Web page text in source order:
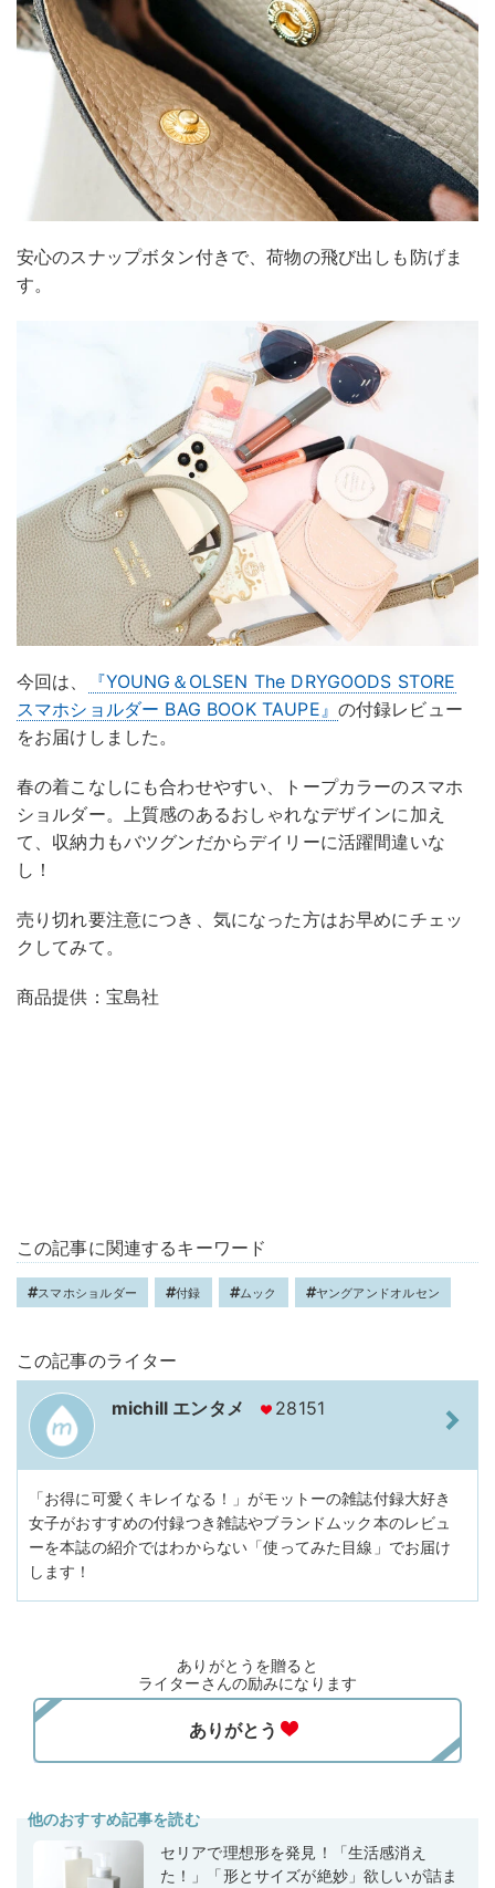
安心のスナップボタン付きで、荷物の飛び出しも防げま
す。
今回は、
『YOUNG＆OLSEN The DRYGOODS STORE
スマホショルダー BAG BOOK TAUPE』 の付録レビュー
をお届けしました。
春の着こなしにも合わせやすい、トープカラーのスマホ
ショルダー。上質感のあるおしゃれなデザインに加え
て、収納力もバツグンだからデイリーに活躍間違いな
し！
売り切れ要注意につき、気になった方はお早めにチェッ
クしてみて。
商品提供：宝島社
この記事に関連するキーワード
スマホショルダー 付録 ムック ヤングアンドオルセン
この記事のライター
michill エンタメ 28151
「お得に可愛くキレイなる！」がモットーの雑誌付録大好き
女子がおすすめの付録つき雑誌やブランドムック本のレビュ
ーを本誌の紹介ではわからない「使ってみた目線」でお届け
します！
ありがとうを贈ると
ライターさんの励みになります
他のおすすめ記事を読む
セリアで理想形を発見！「生活感消え
た！」「形とサイズが絶妙」欲しいが詰ま